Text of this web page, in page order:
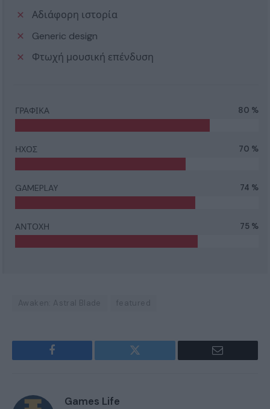
Αδιάφορη ιστορία
Generic design
Φτωχή μουσική επένδυση
ΓΡΑΦΙΚΑ 80 %
ΗΧΟΣ 70 %
GAMEPLAY 74 %
ΑΝΤΟΧΗ 75 %
Awaken: Astral Blade featured
Facebook Twitter Email
Games Life